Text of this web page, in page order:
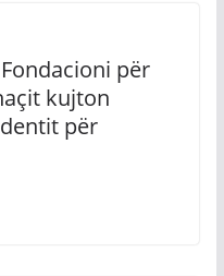
për
kujton
për